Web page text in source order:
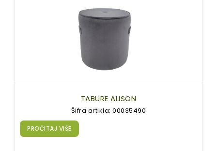
TABURE ALISON
Šifra artikla: 00035490
PROČITAJ VIŠE